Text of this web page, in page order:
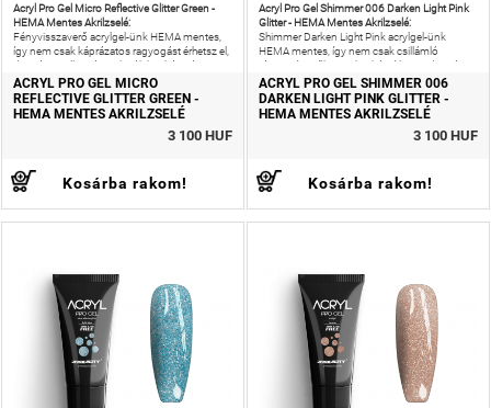
Acryl Pro Gel Micro Reflective Glitter Green -
HEMA Mentes Akrilzselé:
Fényvisszaverő acrylgel-ünk HEMA mentes,
így nem csak káprázatos ragyogást érhetsz el,
de még az allergiás reakciók kockázatát is
csökkentheted!
ACRYL PRO GEL MICRO
REFLECTIVE GLITTER GREEN -
HEMA MENTES AKRILZSELÉ
3 100 HUF
Kosárba rakom!
Acryl Pro Gel Shimmer 006 Darken Light Pink
Glitter - HEMA Mentes Akrilzselé:
Shimmer Darken Light Pink acrylgel-ünk
HEMA mentes, így nem csak csillámló
rózsaszín műkörmöket készíthetsz, de még az
allergiás reakciók kockázatát is
ACRYL PRO GEL SHIMMER 006
DARKEN LIGHT PINK GLITTER -
HEMA MENTES AKRILZSELÉ
3 100 HUF
Kosárba rakom!